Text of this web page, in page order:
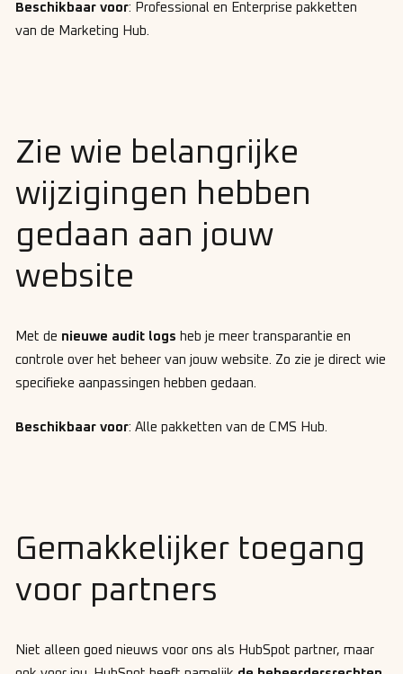
Beschikbaar voor: Professional en Enterprise pakketten
van de Marketing Hub.
Zie wie belangrijke
wijzigingen hebben
gedaan aan jouw
website
Met de nieuwe audit logs heb je meer transparantie en
controle over het beheer van jouw website. Zo zie je direct wie
specifieke aanpassingen hebben gedaan.
Beschikbaar voor: Alle pakketten van de CMS Hub.
Gemakkelijker toegang
voor partners
Niet alleen goed nieuws voor ons als HubSpot partner, maar